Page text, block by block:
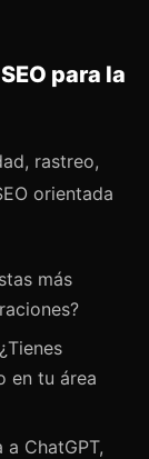
para la
rastreo,
orientada
más
¿Tienes
en tu área
a ChatGPT,